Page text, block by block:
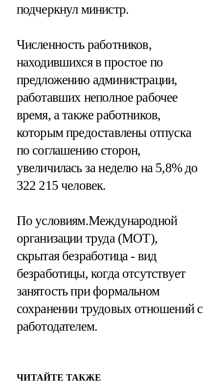
подчеркнул министр.
Численность работников,
находившихся в простое по
предложению администрации,
работавших неполное рабочее
время, а также работников,
которым предоставлены отпуска
по соглашению сторон,
увеличилась за неделю на 5,8% до
322 215 человек.
По условиям.Международной
организации труда (МОТ),
скрытая безработица - вид
безработицы, когда отсутствует
занятость при формальном
сохранении трудовых отношений с
работодателем.
ЧИТАЙТЕ ТАКЖЕ